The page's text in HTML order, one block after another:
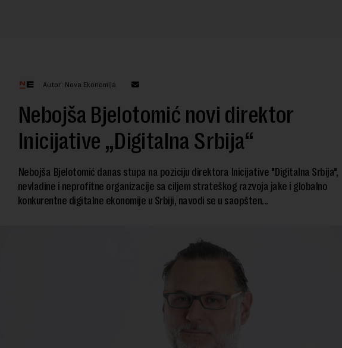
Autor: Nova Ekonomija
Nebojša Bjelotomić novi direktor
Inicijative „Digitalna Srbija“
Nebojša Bjelotomić danas stupa na poziciju direktora Inicijative "Digitalna Srbija",
nevladine i neprofitne organizacije sa ciljem strateškog razvoja jake i globalno
konkurentne digitalne ekonomije u Srbiji, navodi se u saopšten...